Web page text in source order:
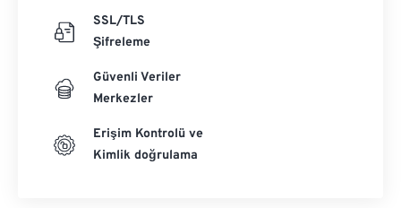
SSL/TLS
Şifreleme
Güvenli Veriler
Merkezler
Erişim Kontrolü ve
Kimlik doğrulama